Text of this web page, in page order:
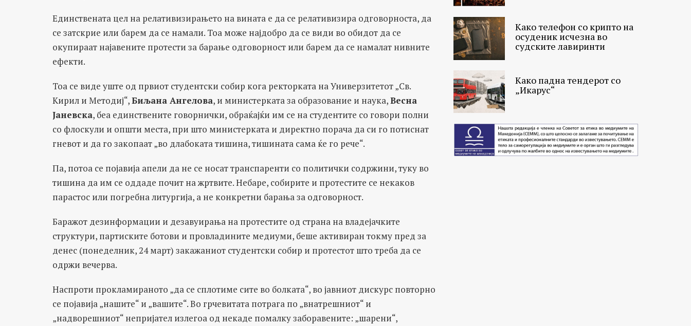
Единствената цел на релативизирањето на вината е да се релативизира одговорноста, да
се затскрие или барем да се намали. Тоа може најдобро да се види во обидот да се
окупираат најавените протести за барање одговорност или барем да се намалат нивните
ефекти.
Тоа се виде уште од првиот студентски собир кога ректорката на Универзитетот „Св.
Кирил и Методиј“,Биљана Ангелова, и министерката за образование и наука,Весна
Јаневска, беа единствените говорнички, обраќајќи им се на студентите со говори полни
со флоскули и општи места, при што министерката и директно порача да си го потиснат
гневот и да го закопаат „во длабоката тишина, тишината сама ќе го рече“.
Па, потоа се појавија апели да не се носат транспаренти со политички содржини, туку во
тишина да им се оддаде почит на жртвите. Небаре, собирите и протестите се некаков
парастос или погребна литургија, а не конкретни барања за одговорност.
Баражот дезинформации и дезавуирања на протестите од страна на владејачките
структури, партиските ботови и провладините медиуми, беше активиран токму пред за
денес (понеделник, 24 март) закажаниот студентски собир и протестот што треба да се
одржи вечерва.
Наспроти прокламираното „да се сплотиме сите во болката“, во јавниот дискурс повторно
се појавија „нашите“ и „вашите“. Во грчевитата потрага по „внатрешниот“ и
„надворешниот“ непријател излегоа од некаде помалку заборавените: „шарени“,
Како телефон со крипто на
осуденик исчезна во
судските лавиринти
Како падна тендерот со
„Икарус“